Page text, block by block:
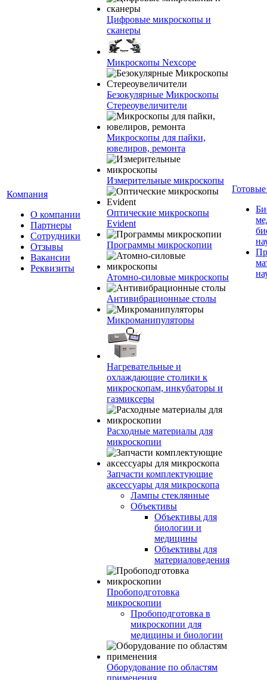
Компания
О компании
Партнеры
Сотрудники
Отзывы
Вакансии
Реквизиты
Цифровые микроскопы и
сканеры
Микроскопы Nexcope
Безокулярные Микроскопы
Стереоувеличители
Микроскопы для пайки,
ювелиров, ремонта
Измерительные микроскопы
Оптические микроскопы
Evident
Программы микроскопии
Атомно-силовые микроскопы
Антивибрационные столы
Микроманипуляторы
Нагревательные и
охлаждающие столики к
микроскопам, инкубаторы и
газмиксеры
Расходные материалы для
микроскопии
Запчасти комплектующие
аксессуары для микроскопа
Лампы стеклянные
Объективы
Объективы для
биологии и
медицины
Объективы для
материаловедения
Пробоподготовка
микроскопии
Пробоподготовка в
микроскопии для
медицины и биологии
Оборудование по областям
применения